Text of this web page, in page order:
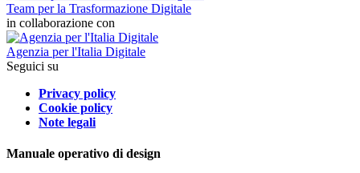
Team per la Trasformazione Digitale
in collaborazione con
Agenzia per l'Italia Digitale
Seguici su
Privacy policy
Cookie policy
Note legali
Manuale operativo di design